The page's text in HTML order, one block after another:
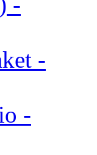
-
-